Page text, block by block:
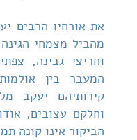
את אורחיו הרבים
מהביל מצמחי
וחריצי גבינה,
המעבר בין
קירותיהם יעקב
וחלקם עצובים,
הביקור אינו קונה